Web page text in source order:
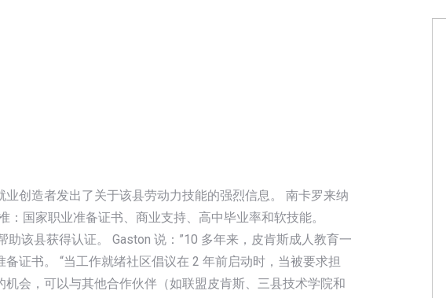
创造者发出了关于该县劳动力技能的强烈信息。 南卡罗来纳
国家职业准备证书、商业支持、高中毕业率和软技能。
该县获得认证。 Gaston 说：”10 多年来，皮肯斯成人教育一
证书。 “当工作就绪社区倡议在 2 年前启动时，当被要求担
会，可以与其他合作伙伴（如联盟皮肯斯、三县技术学院和